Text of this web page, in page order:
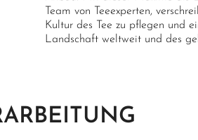
Team von Teeexperten,
Kultur des Tee zu pflegen und
Landschaft weltweit und des